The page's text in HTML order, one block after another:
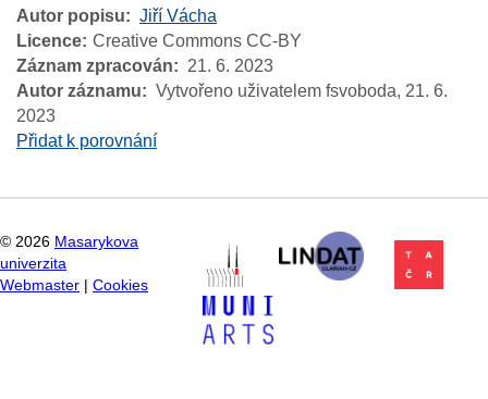
Autor popisu
Jiří Vácha
Licence Creative Commons CC-BY
Záznam zpracován
21. 6. 2023
Autor záznamu
Vytvořeno uživatelem fsvoboda, 21. 6.
2023
Přidat k porovnání
© 2026 Masarykova
univerzita
Webmaster
Cookies